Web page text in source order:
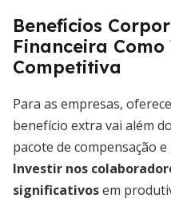
Benefícios
Financeira
Competitiva
Para as empresas,
benefício extra vai além
pacote de compensação
Investir nos
significativosem